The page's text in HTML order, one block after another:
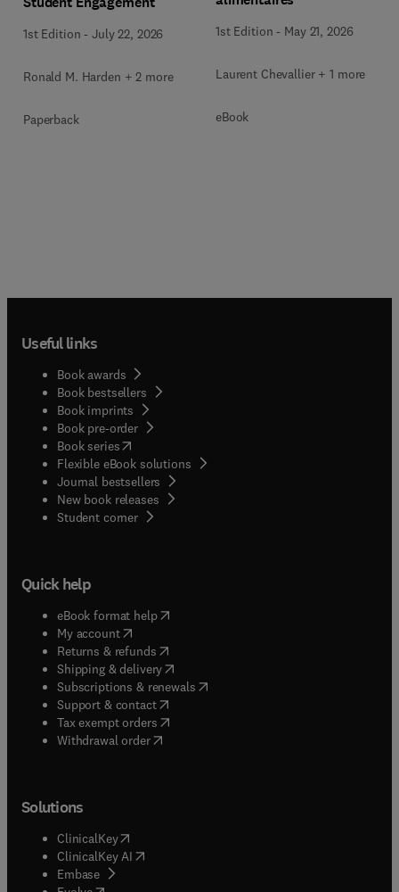
1st Edition -July 22, 2026
Ronald M. Harden + 2 more
Paperback
1st Edition - May 21, 2026
Laurent Chevallier + 1 more
eBook
Useful links
Book awards
Book bestsellers
Book imprints
Book pre-order
Book series(opens in new tab/window
Flexible eBook solutions
Journal bestsellers
New book releases
Student corner( opens in new tab/window
Quick help
eBook format help( opens in new tab/window
My account( opens in new tab/window
Returns & refunds( opens in new tab/window
Shipping & delivery(opens in new tab/window
Subscriptions & renewals( opens in new tab/window
Support & contact( opens in new tab/window
Tax exempt orders( opens in new tab/window
Withdrawal order
Solutions
ClinicalKey(opens in new tab/window
ClinicalKey AI opens in new tab/window
Embase( opens in new tab/window